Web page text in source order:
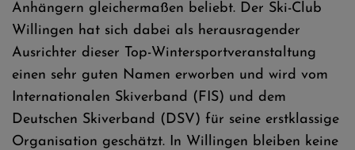
Anhängern gleichermaßen beliebt. Der Ski-Club
Willingen hat sich dabei als herausragender
Ausrichter dieser Top-Wintersportveranstaltung
einen sehr guten Namen erworben und wird vom
Internationalen Skiverband (FIS) und dem
Deutschen Skiverband (DSV) für seine erstklassige
Organisation geschätzt. In Willingen bleiben keine